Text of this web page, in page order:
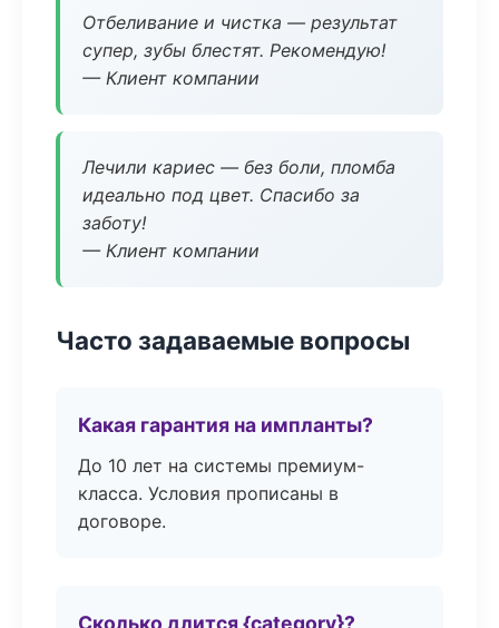
Отбеливание и чистка — результат
супер, зубы блестят. Рекомендую!
— Клиент компании
Лечили кариес — без боли, пломба
идеально под цвет. Спасибо за
заботу!
— Клиент компании
Часто задаваемые вопросы
Какая гарантия на импланты?
До 10 лет на системы премиум-
класса. Условия прописаны в
договоре.
Сколько длится {category}?